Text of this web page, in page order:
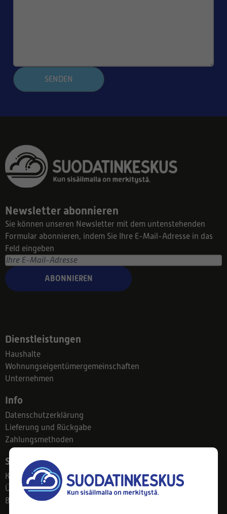
SENDEN
Newsletter abonnieren
Sie können unseren Newsletter mit dem untenstehenden
Formular abonnieren, indem Sie Ihre E-Mail-Adresse in das
Feld eingeben
ABONNIEREN
Dienstleistungen
Haushalte
Wohnungseigentümergemeinschaften
Unternehmen
Info
Datenschutzerklärung
Lieferung und Rückgabe
Zahlungsmethoden
Suodatinkeskus
Kontakt
Über uns
Blog